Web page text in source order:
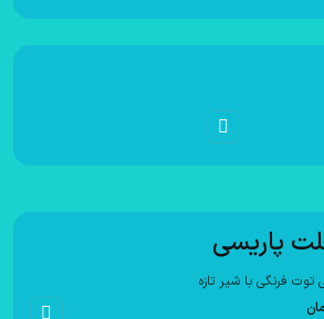
پاریسی
فرنگی با شیر تازه